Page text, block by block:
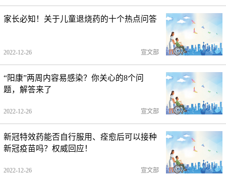
家长必知！关于儿童退烧药的十个热点问答
2022-12-26 宣文部
“阳康”两周内容易感染？你关心的8个问
题，解答来了
2022-12-26 宣文部
新冠特效药能否自行服用、痊愈后可以接种
新冠疫苗吗？权威回应！
2022-12-26 宣文部